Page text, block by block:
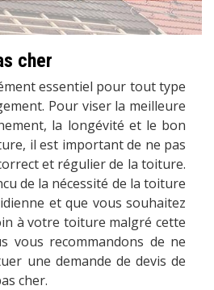
cher
essentiel pour tout type
Pour viser la meilleure
la longévité et le bon
il est important de ne pas
et régulier de la toiture.
de la nécessité de la toiture
et que vous souhaitez
à votre toiture malgré cette
vous recommandons de ne
une demande de devis de
cher.